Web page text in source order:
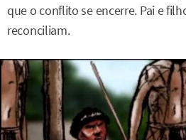
que o conflito se encerre. Pai e
reconciliam.